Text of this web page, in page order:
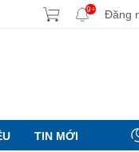
9+ Đăng
TIN MỚI